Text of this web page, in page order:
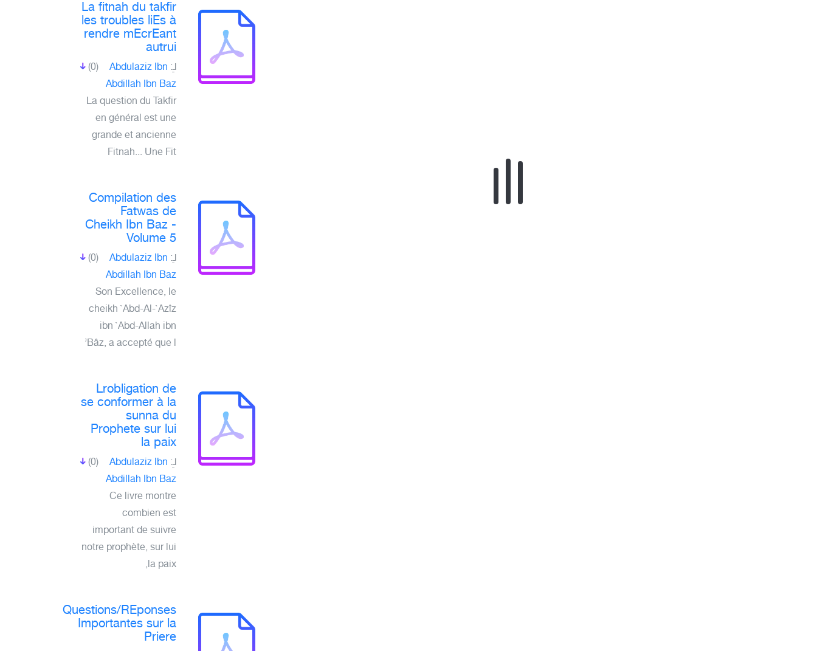
La fitnah du takfir
les troubles liEs à
rendre mEcrEant
autrui
(0) لـِ: Abdulaziz Ibn
Abdillah Ibn Baz
La question du Takfir
en général est une
grande et ancienne
Fitnah... Une Fit
Compilation des
Fatwas de
Cheikh Ibn Baz -
Volume 5
(0) لـِ: Abdulaziz Ibn
Abdillah Ibn Baz
Son Excellence, le
cheikh `Abd-Al-`Azîz
ibn `Abd-Allah ibn
Bâz, a accepté que l’
Lrobligation de
se conformer à la
sunna du
Prophete sur lui
la paix
(0) لـِ: Abdulaziz Ibn
Abdillah Ibn Baz
Ce livre montre
combien est
important de suivre
notre prophète, sur lui
la paix,
Questions/REponses
Importantes sur la
Priere